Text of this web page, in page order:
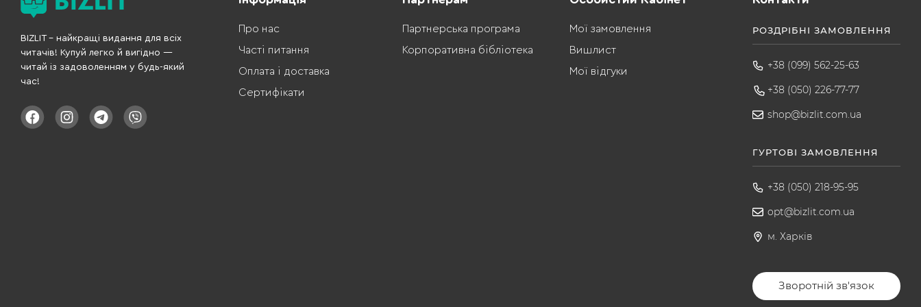
BIZLIT – найкращі видання для всіх
читачів! Купуй легко й вигідно —
читай із задоволенням у будь-який
час!
Про нас
Часті питання
Оплата і доставка
Сертифікати
Партнерська програма
Корпоративна бібліотека
Мої замовлення
Вишлист
Мої відгуки
РОЗДРІБНІ ЗАМОВЛЕННЯ
+38 (099) 562-25-63
+38 (050) 226-77-77
shop@bizlit.com.ua
ГУРТОВІ ЗАМОВЛЕННЯ
+38 (050) 218-95-95
opt@bizlit.com.ua
м. Харків
Зворотній зв'язок